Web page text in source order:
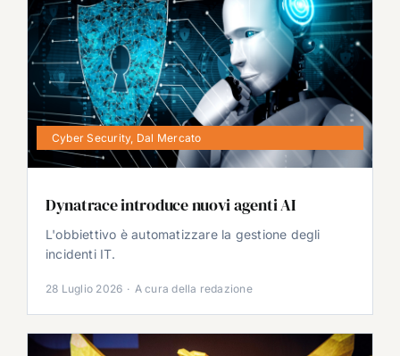
Cyber Security, Dal Mercato
Dynatrace introduce nuovi agenti AI
L'obbiettivo è automatizzare la gestione degli
incidenti IT.
28 Luglio 2026 · A cura della redazione